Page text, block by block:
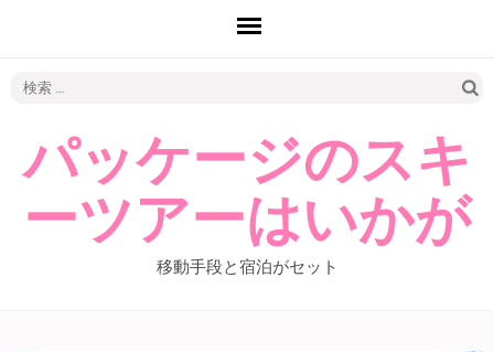
パッケージのスキ
ーツアーはいかが
移動手段と宿泊がセット